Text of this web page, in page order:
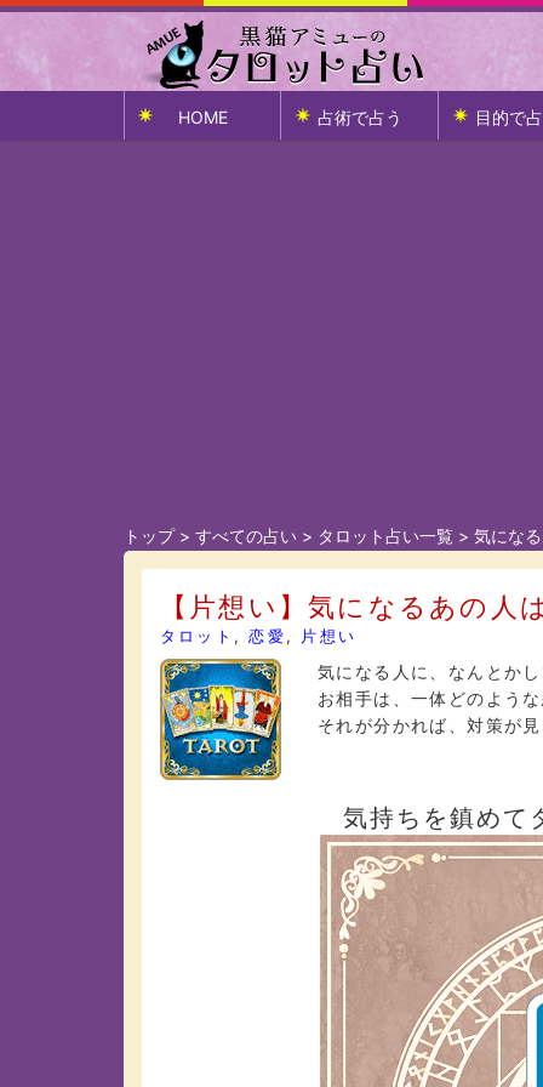
HOME 占術で占う 目的で
トップ> すべての占い > タロット占い一覧 > 気にな
【片想い】気になるあの
タロット ,恋愛, 片想い
気になる人に、なんとか
お相手は、一体どのよう
それが分かれば、対策が
気持ちを鎮めて